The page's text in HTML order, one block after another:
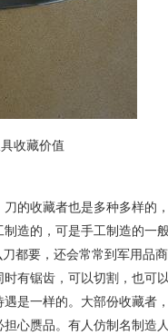
收藏价值
收藏者也是多种多样的
造的，可是手工制造的一
都要，还会常常到军用品
有锯齿，可以切割，也可
是一样的。大部份收藏者
心赝品。有人仿制名制造